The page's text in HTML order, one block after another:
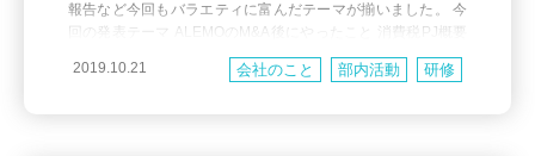
報告など今回もバラエティに富んだテーマが揃いました。 今
回の発表テーマ ALEMOのM&A後にやったこと 消費税PJ概要
PaidってOpenAPI使ってないの？ by利用検討中の企業さん 人
間らしさとはなに
2019.10.21 会社のこと 部内活動 研修